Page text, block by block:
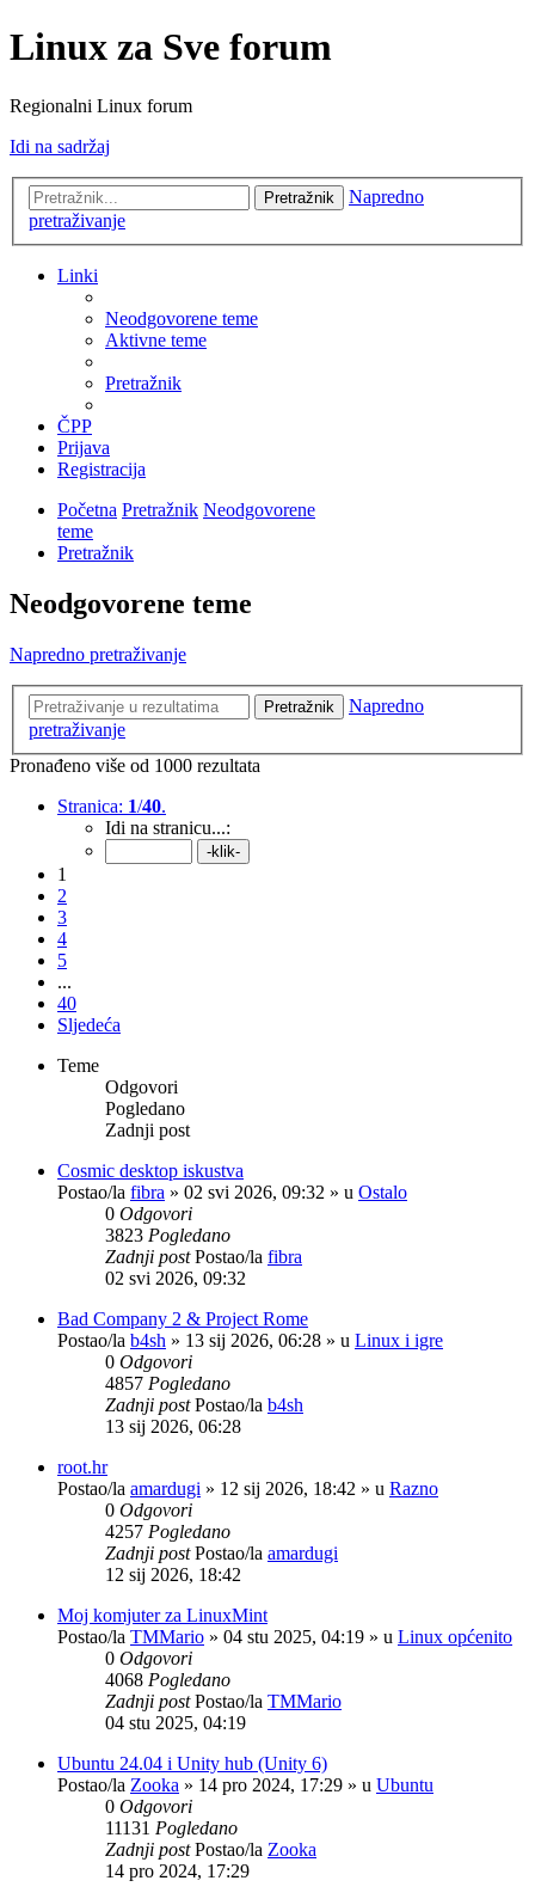
Linux za Sve forum
Regionalni Linux forum
Idi na sadržaj
Pretražnik
Napredno
pretraživanje
Linki
Neodgovorene teme
Aktivne teme
Pretražnik
ČPP
Prijava
Registracija
Početna Pretražnik Neodgovorene
teme
Pretražnik
Neodgovorene teme
Napredno pretraživanje
Pretražnik
Napredno
pretraživanje
Pronađeno više od 1000 rezultata
Stranica: 1/40.
Idi na stranicu...:
1
2
3
4
5
...
40
Sljedeća
Teme
Odgovori
Pogledano
Zadnji post
Cosmic desktop iskustva
Postao/la fibra » 02 svi 2026, 09:32 » u Ostalo
0 Odgovori
3823 Pogledano
Zadnji postPostao/la fibra
02 svi 2026, 09:32
Bad Company 2 & Project Rome
Postao/la b4sh » 13 sij 2026, 06:28 » u Linux i igre
0 Odgovori
4857 Pogledano
Zadnji postPostao/la b4sh
13 sij 2026, 06:28
root.hr
Postao/la amardugi » 12 sij 2026, 18:42 » u Razno
0 Odgovori
4257 Pogledano
Zadnji postPostao/la amardugi
12 sij 2026, 18:42
Moj komjuter za LinuxMint
Postao/la TMMario » 04 stu 2025, 04:19 » u Linux općenito
0 Odgovori
4068 Pogledano
Zadnji postPostao/la TMMario
04 stu 2025, 04:19
Ubuntu 24.04 i Unity hub (Unity 6)
Postao/la Zooka » 14 pro 2024, 17:29 » u Ubuntu
0 Odgovori
11131 Pogledano
Zadnji postPostao/la Zooka
14 pro 2024, 17:29